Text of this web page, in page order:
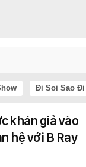
Đi Soi Sao Đi
khán giả vào
hệ với B Ray